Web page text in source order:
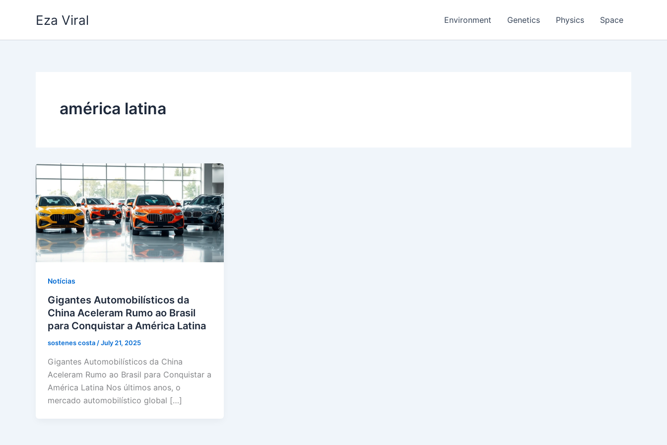
Eza Viral Environment Genetics Physics Space
américa latina
Notícias
Gigantes Automobilísticos da
China Aceleram Rumo ao Brasil
para Conquistar a América Latina
sostenes costa /July 21, 2025
Gigantes Automobilísticos da China
Aceleram Rumo ao Brasil para Conquistar a
América Latina Nos últimos anos, o
mercado automobilístico global […]